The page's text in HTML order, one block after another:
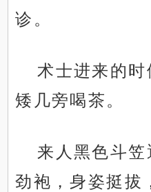
诊。
术士进来的
矮几旁喝茶。
来人黑色斗
劲袍，身姿挺拔